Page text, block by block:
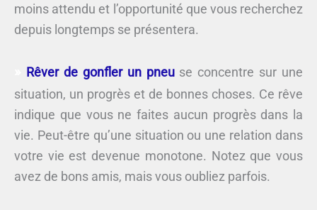
moins attendu et l’opportunité que vous recherchez
depuis longtemps se présentera.
Rêver de gonfler un pneuse concentre sur une
situation, un progrès et de bonnes choses. Ce rêve
indique que vous ne faites aucun progrès dans la
vie. Peut-être qu’une situation ou une relation dans
votre vie est devenue monotone. Notez que vous
avez de bons amis, mais vous oubliez parfois.